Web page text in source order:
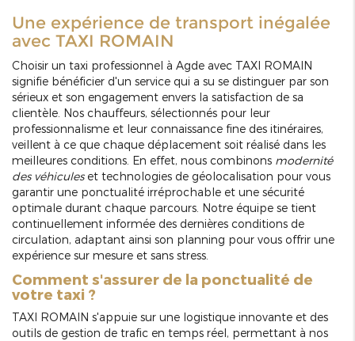
Une expérience de transport inégalée
avec TAXI ROMAIN
Choisir un taxi professionnel à Agde avec TAXI ROMAIN
signifie bénéficier d'un service qui a su se distinguer par son
sérieux et son engagement envers la satisfaction de sa
clientèle. Nos chauffeurs, sélectionnés pour leur
professionnalisme et leur connaissance fine des itinéraires,
veillent à ce que chaque déplacement soit réalisé dans les
meilleures conditions. En effet, nous combinons modernité
des véhiculeset technologies de géolocalisation pour vous
garantir une ponctualité irréprochable et une sécurité
optimale durant chaque parcours. Notre équipe se tient
continuellement informée des dernières conditions de
circulation, adaptant ainsi son planning pour vous offrir une
expérience sur mesure et sans stress.
Comment s'assurer de la ponctualité de
votre taxi ?
TAXI ROMAIN s'appuie sur une logistique innovante et des
outils de gestion de trafic en temps réel, permettant à nos